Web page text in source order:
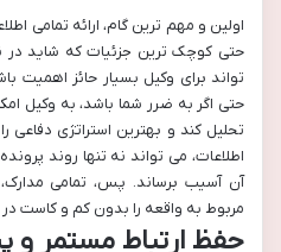
اولین و مهم ترین گام، ارائه تمامی
حتی کوچک ترین جزئیات که شاید در
تواند برای وکیل بسیار حائز اهمیت
حتی اگر به ضرر شما باشد، به وکیل
تحلیل کند و بهترین استراتژی دفاعی
اطلاعات، می تواند نه تنها روند
آن آسیب برساند. پس، تمامی
مربوط به واقعه را بدون کم و کاست در
حفظ ارتباط مستمر و